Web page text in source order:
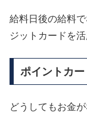
給料日後の給料
ジットカードを
ポイントカ
どうしてもお金